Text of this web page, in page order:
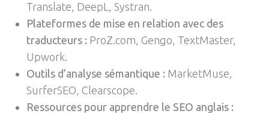
Translate, DeepL, Systran.
Plateformes de mise en relation avec des
traducteurs : ProZ.com, Gengo, TextMaster,
Upwork.
Outils d’analyse sémantique : MarketMuse,
SurferSEO, Clearscope.
Ressources pour apprendre le SEO anglais :